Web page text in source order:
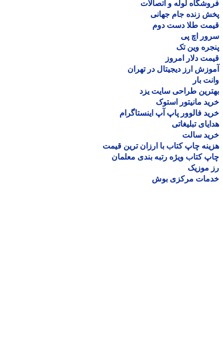
لوله و اتصالات
زنده جام جهانی
طلا دست دوم
اچ پی
وین تک
دلار امروز
ارز دیجیتال در تهران
بار
طراحی سایت یزد
مانیتور استوک
فالوور پاپ آپ اینستاگرام
تبلیغاتی
سالت
چاپ کتاب با ارزان ترین قیمت
کتاب ویژه رتبه بندی معلمان
موزیک
مرکزی بوش